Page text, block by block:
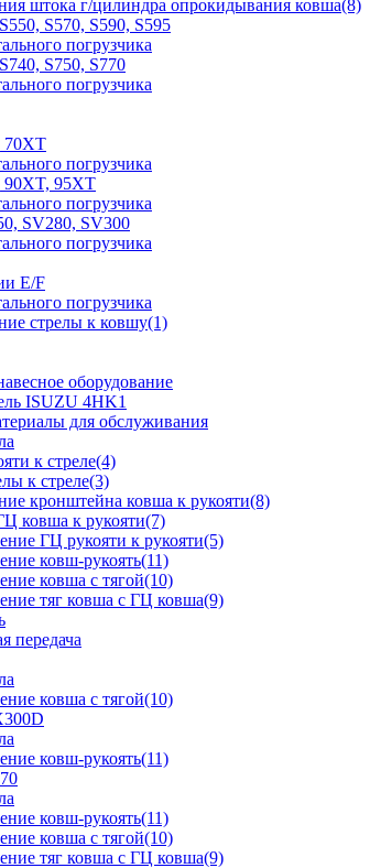
штока г/цилиндра опрокидывания ковша(8)
S570, S590, S595
погрузчика
S750, S770
погрузчика
70XT
погрузчика
90XT, 95XT
погрузчика
SV280, SV300
погрузчика
E/F
погрузчика
стрелы к ковшу(1)
оборудование
ISUZU 4HK1
для обслуживания
к стреле(4)
к стреле(3)
кронштейна ковша к рукояти(8)
ковша к рукояти(7)
ГЦ рукояти к рукояти(5)
ковш-рукоять(11)
ковша с тягой(10)
тяг ковша с ГЦ ковша(9)
передача
ковша с тягой(10)
ковш-рукоять(11)
ковш-рукоять(11)
ковша с тягой(10)
тяг ковша с ГЦ ковша(9)